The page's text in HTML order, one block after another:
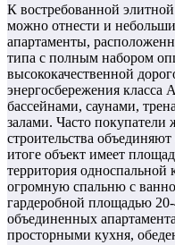
К востребованной
можно отнести и
апартаменты,
типа с полным набором
высококачественной
энергосбережения
бассейнами, саунами,
залами. Часто покупатели
строительства
итоге объект имеет
территория
огромную спальню с
гардеробной площадью
объединенных
просторными кухня,